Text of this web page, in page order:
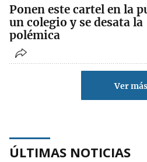
Ponen este cartel en la
un colegio y se desata la
polémica
Ver más
ÚLTIMAS NOTICIAS